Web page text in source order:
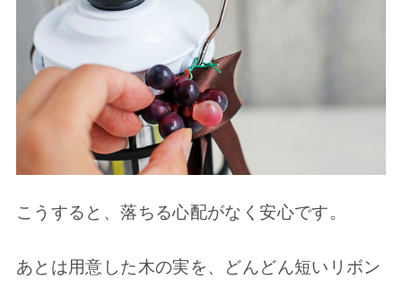
こうすると、落ちる心配がなく安心です。
あとは用意した木の実を、どんどん短いリボン